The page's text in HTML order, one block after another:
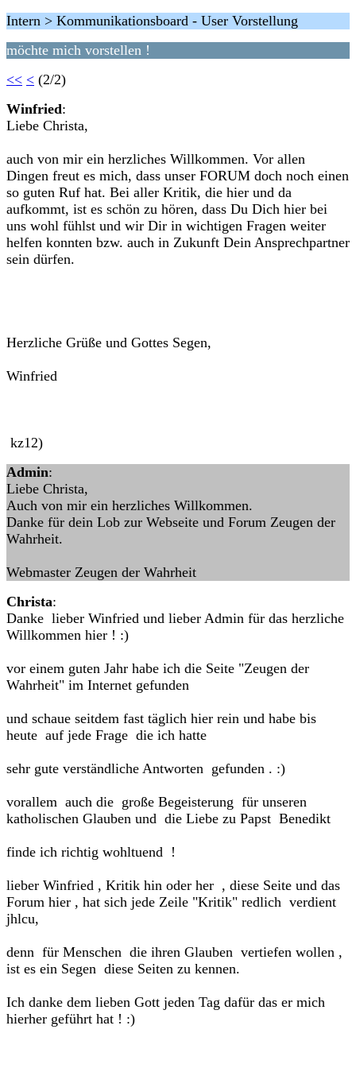
Intern > Kommunikationsboard - User Vorstellung
möchte mich vorstellen !
<< < (2/2)
Winfried:
Liebe Christa,
auch von mir ein herzliches Willkommen. Vor allen
Dingen freut es mich, dass unser FORUM doch noch einen
so guten Ruf hat. Bei aller Kritik, die hier und da
aufkommt, ist es schön zu hören, dass Du Dich hier bei
uns wohl fühlst und wir Dir in wichtigen Fragen weiter
helfen konnten bzw. auch in Zukunft Dein Ansprechpartner
sein dürfen.
Herzliche Grüße und Gottes Segen,
Winfried
kz12)
Admin:
Liebe Christa,
Auch von mir ein herzliches Willkommen.
Danke für dein Lob zur Webseite und Forum Zeugen der
Wahrheit.
Webmaster Zeugen der Wahrheit
Christa:
Danke lieber Winfried und lieber Admin für das herzliche
Willkommen hier ! :)
vor einem guten Jahr habe ich die Seite "Zeugen der
Wahrheit" im Internet gefunden
und schaue seitdem fast täglich hier rein und habe bis
heute auf jede Frage die ich hatte
sehr gute verständliche Antworten gefunden . :)
vorallem auch die große Begeisterung für unseren
katholischen Glauben und die Liebe zu Papst Benedikt
finde ich richtig wohltuend !
lieber Winfried , Kritik hin oder her , diese Seite und das
Forum hier , hat sich jede Zeile "Kritik" redlich verdient
jhlcu,
denn für Menschen die ihren Glauben vertiefen wollen ,
ist es ein Segen diese Seiten zu kennen.
Ich danke dem lieben Gott jeden Tag dafür das er mich
hierher geführt hat ! :)